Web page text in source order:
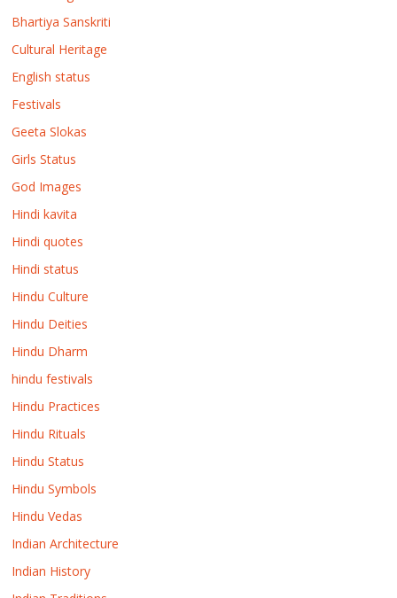
Bhartiya Sanskriti
Cultural Heritage
English status
Festivals
Geeta Slokas
Girls Status
God Images
Hindi kavita
Hindi quotes
Hindi status
Hindu Culture
Hindu Deities
Hindu Dharm
hindu festivals
Hindu Practices
Hindu Rituals
Hindu Status
Hindu Symbols
Hindu Vedas
Indian Architecture
Indian History